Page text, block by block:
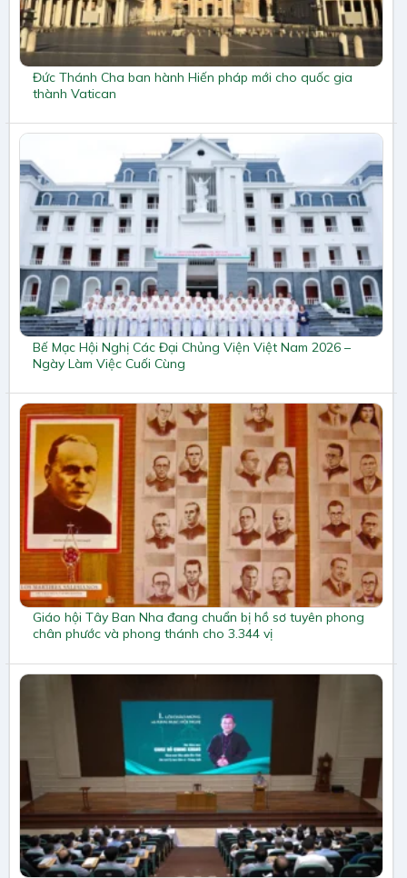
Đức Thánh Cha ban hành Hiến pháp mới cho quốc gia
thành Vatican
Bế Mạc Hội Nghị Các Đại Chủng Viện Việt Nam 2026 –
Ngày Làm Việc Cuối Cùng
Giáo hội Tây Ban Nha đang chuẩn bị hồ sơ tuyên phong
chân phước và phong thánh cho 3.344 vị